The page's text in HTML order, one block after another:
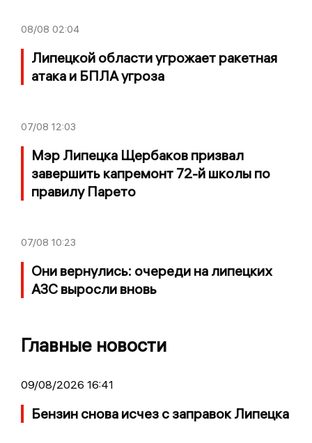
08/08 02:04
Липецкой области угрожает ракетная
атака и БПЛА угроза
07/08 12:03
Мэр Липецка Щербаков призвал
завершить капремонт 72-й школы по
правилу Парето
07/08 10:23
Они вернулись: очереди на липецких
АЗС выросли вновь
Главные новости
09/08/2026 16:41
Бензин снова исчез с заправок Липецка